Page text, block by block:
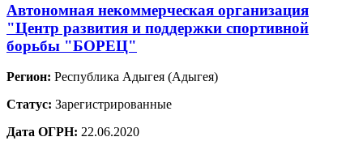
Автономная некоммерческая организация
"Центр развития и поддержки спортивной
борьбы "БОРЕЦ"
Регион: Республика Адыгея (Адыгея)
Статус: Зарегистрированные
Дата ОГРН: 22.06.2020